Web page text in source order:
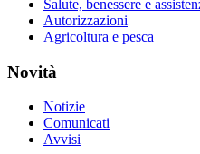
Salute, benessere e
Autorizzazioni
Agricoltura e pesca
Novità
Notizie
Comunicati
Avvisi